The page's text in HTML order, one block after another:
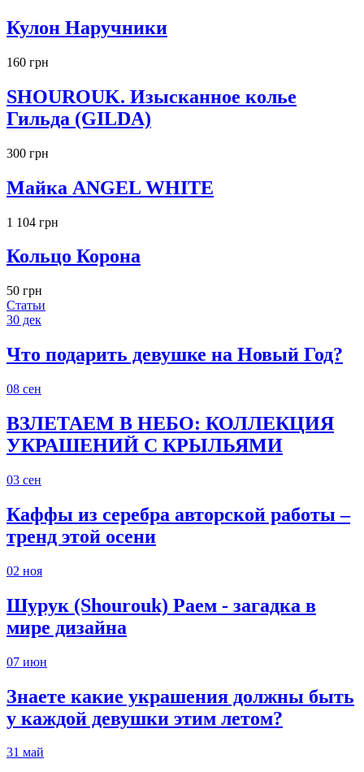
Кулон Наручники
160 грн
SHOUROUK. Изысканное колье
Гильда (GILDA)
300 грн
Майка ANGEL WHITE
1 104 грн
Кольцо Корона
50 грн
Статьи
30 дек
Что подарить девушке на Новый Год?
08 сен
ВЗЛЕТАЕМ В НЕБО: КОЛЛЕКЦИЯ
УКРАШЕНИЙ С КРЫЛЬЯМИ
03 сен
Каффы из серебра авторской работы –
тренд этой осени
02 ноя
Шурук (Shourouk) Раем - загадка в
мире дизайна
07 июн
Знаете какие украшения должны быть
у каждой девушки этим летом?
31 май